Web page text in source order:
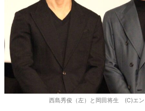
西島秀俊（左）と岡田将生 (C)エン